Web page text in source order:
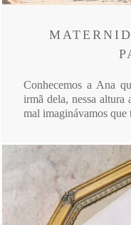
Conhecemos a Ana
irmã dela, nessa altura
mal imaginávamos que